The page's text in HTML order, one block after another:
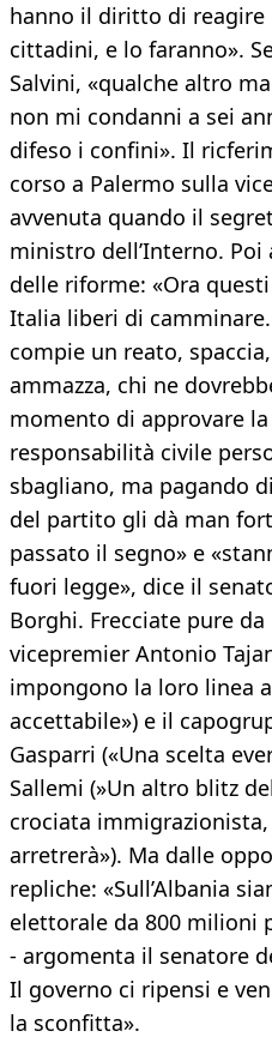
hanno il diritto di reagire
cittadini, e lo faranno».
Salvini, «qualche altro
non mi condanni a sei
difeso i confini». Il
corso a Palermo sulla
avvenuta quando il
ministro dell’Interno.
delle riforme: «Ora
Italia liberi di
compie un reato,
ammazza, chi ne
momento di approvare
responsabilità civile
sbagliano, ma pagando
del partito gli dà man
passato il segno» e
fuori legge», dice il
Borghi. Frecciate pure
vicepremier Antonio
impongono la loro linea
accettabile») e il
Gasparri («Una scelta
Sallemi (»Un altro blitz
crociata
arretrerà»). Ma dalle
repliche: «Sull’Albania
elettorale da 800 milioni
- argomenta il senatore
Il governo ci ripensi e
la sconfitta».